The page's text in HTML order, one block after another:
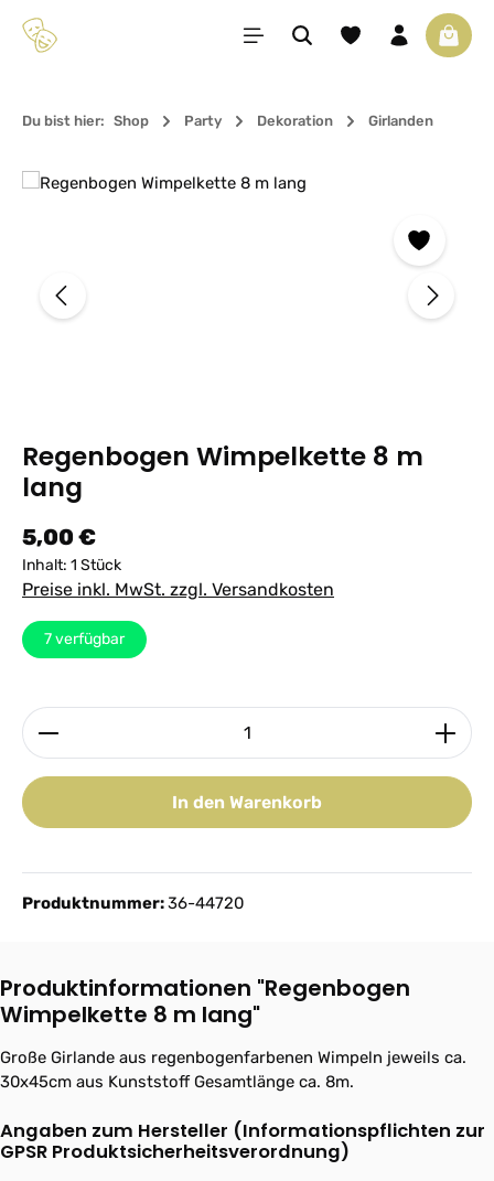
Zum Hauptinhalt springen Du hast 0 Produkte
Du bist hier: Shop Party Dekoration Girlanden
Bildergalerie überspringen
Regenbogen Wimpelkette 8 m
lang
Regulärer Preis:
5,00 €
Inhalt: 1 Stück
Preise inkl. MwSt. zzgl. Versandkosten
7verfügbar
Produkt Anzahl: Gib den gewünschten Wert ein
In den Warenkorb
Produktnummer:36-44720
Produktinformationen "Regenbogen
Wimpelkette 8 m lang"
Große Girlande aus regenbogenfarbenen Wimpeln jeweils ca.
30x45cm aus Kunststoff Gesamtlänge ca. 8m.
Angaben zum Hersteller (Informationspflichten zur
GPSR Produktsicherheitsverordnung)